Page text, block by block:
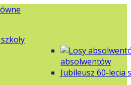
absolwentów
Jubileusz 60-lecia